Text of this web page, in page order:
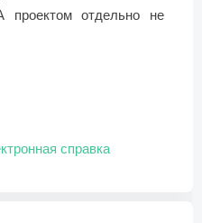
проектом отдельно не
справка